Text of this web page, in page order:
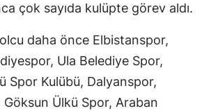
çok sayıda kulüpte görev aldı.
daha önce Elbistanspor,
Ula Belediye Spor,
Spor Kulübü, Dalyanspor,
Ülkü Spor, Araban